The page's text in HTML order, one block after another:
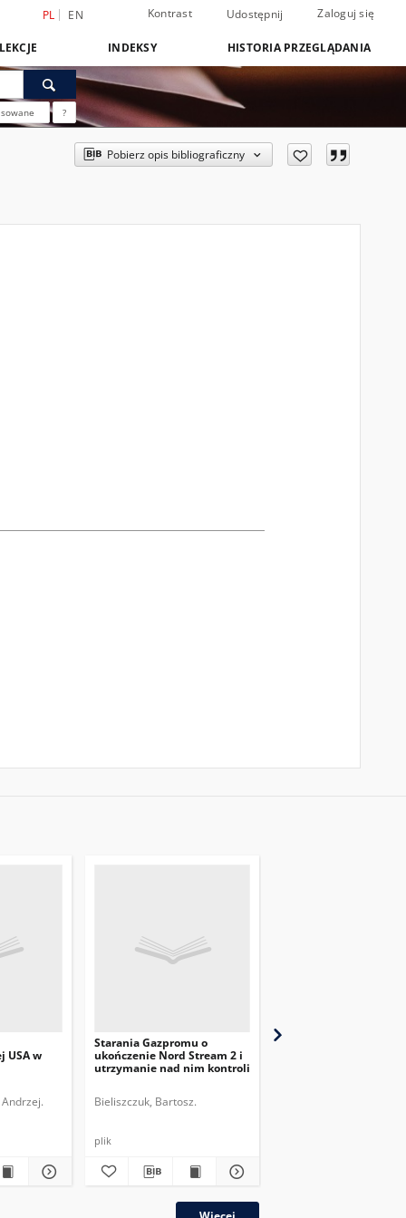
PL EN Kontrast Udostępnij Zaloguj się
INDEKSY HISTORIA PRZEGLĄDANIA
?
Pobierz opis bibliograficzny
USA w
Starania Gazpromu o
ukończenie Nord Stream 2 i
utrzymanie nad nim kontroli
Bieliszczuk, Bartosz.
plik